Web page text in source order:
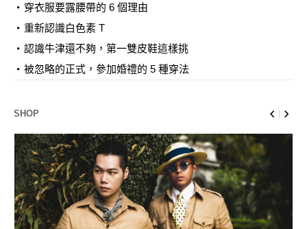
穿衣服要露腰帶的 6 個理由
重新認識白色素 T
認識牛津還不夠，第一雙皮鞋這樣挑
被忽略的正式，參加婚禮的 5 種穿法
SHOP